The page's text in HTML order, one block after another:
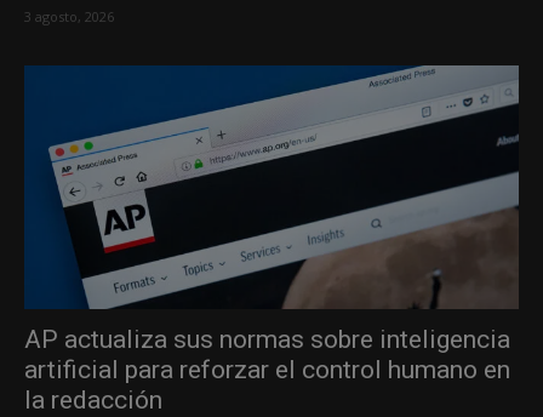
3 agosto, 2026
AP actualiza sus normas sobre inteligencia
artificial para reforzar el control humano en
la redacción